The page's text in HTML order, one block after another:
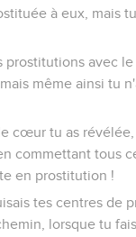
à eux, mais
prostitutions avec le
même ainsi tu
cœur tu as
commettant tous
en prostitution !
tes centres de
lorsque tu